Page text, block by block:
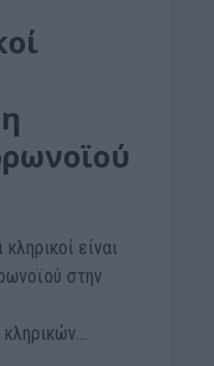
είναι
στην